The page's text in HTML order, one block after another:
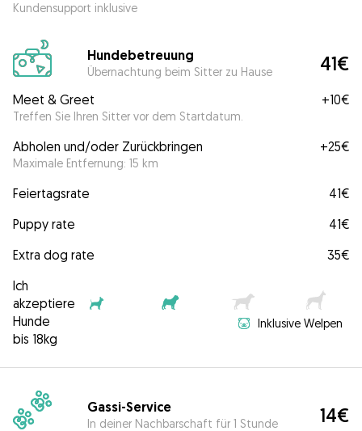
Kundensupport inklusive
Hundebetreuung
Übernachtung beim Sitter zu Hause 41€
Meet & Greet
Treffen Sie Ihren Sitter vor dem Startdatum.
+10€
Abholen und/oder Zurückbringen
Maximale Entfernung: 15 km
+25€
Feiertagsrate
41€
Puppy rate
41€
Extra dog rate
35€
Ich
akzeptiere
Hunde
bis 18kg
Inklusive Welpen
Gassi-Service
In deiner Nachbarschaft für 1 Stunde 14€